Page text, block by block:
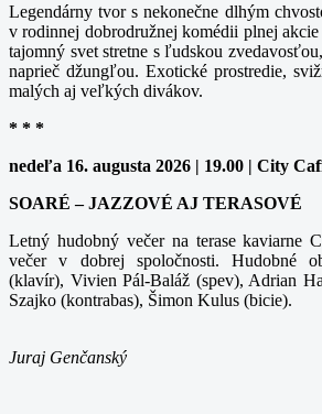
Legendárny tvor s nekonečne dlhým
v rodinnej dobrodružnej komédii plnej
tajomný svet stretne s ľudskou
naprieč džungľou. Exotické prostredie,
malých aj veľkých divákov.
* * *
nedeľa 16. augusta 2026 | 19.00 | City
SOARÉ – JAZZOVÉ AJ TERASOVÉ
Letný hudobný večer na terase kaviarne
večer v dobrej spoločnosti. Hudobné
(klavír), Vivien Pál-Baláž (spev), Adrian
Szajko (kontrabas), Šimon Kulus (bicie).
Juraj Genčanský